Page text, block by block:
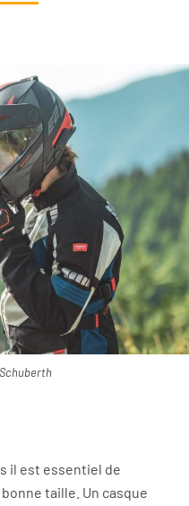
il est essentiel de
taille. Un casque